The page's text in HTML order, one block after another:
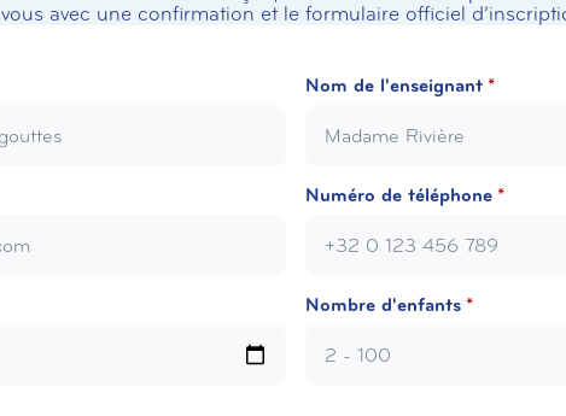
vous avec une confirmation et le formulaire officiel
Nom de l'enseignant *
Numéro de téléphone *
Nombre d'enfants *